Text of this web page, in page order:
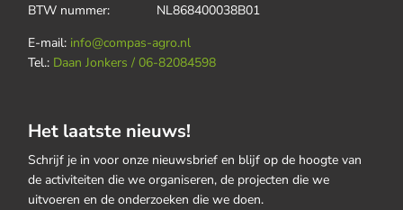
BTW nummer: NL868400038B01
E-mail: info@compas-agro.nl
Tel.: Daan Jonkers / 06-82084598
Het laatste nieuws!
Schrijf je in voor onze nieuwsbrief en blijf op de hoogte van
de activiteiten die we organiseren, de projecten die we
uitvoeren en de onderzoeken die we doen.